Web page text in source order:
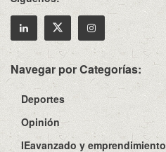
Navegar por Categorías:
Deportes
Opinión
IEavanzado y emprendimiento